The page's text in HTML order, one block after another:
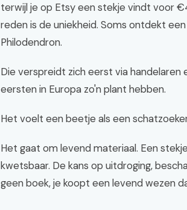
terwijl je op Etsy een stekje vindt voor
reden is de uniekheid. Soms ontdekt
Philodendron.
Die verspreidt zich eerst via handelaren
eersten in Europa zo'n plant hebben.
Het voelt een beetje als een
Het gaat om levend materiaal. Een
kwetsbaar. De kans op uitdroging,
geen boek, je koopt een levend wezen